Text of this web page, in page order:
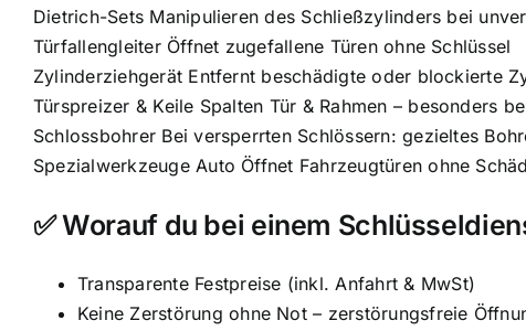
Dietrich-Sets Manipulieren des Schließzylinders bei
Türfallengleiter Öffnet zugefallene Türen ohne Schlüssel
Zylinderziehgerät Entfernt beschädigte oder blockierte
Türspreizer & Keile Spalten Tür & Rahmen – besonders
Schlossbohrer Bei versperrten Schlössern: gezieltes
Spezialwerkzeuge Auto Öffnet Fahrzeugtüren ohne
✅ Worauf du bei einem
Transparente Festpreise (inkl. Anfahrt & MwSt)
Keine Zerstörung ohne Not – zerstörungsfreie